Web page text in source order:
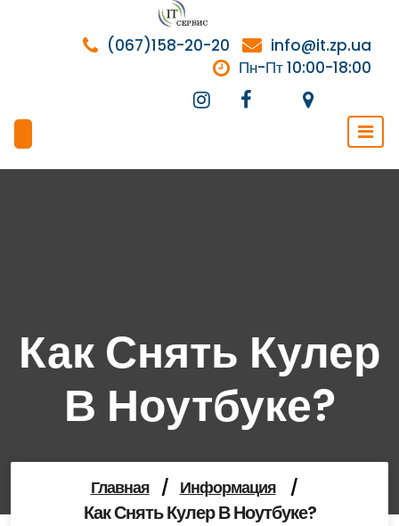
содержимому
info@it.zp.ua
(067)158-20-20
Пн-Пт 10:00-18:00
Как Снять Кулер
В Ноутбуке?
Главная / Информация /
Как Снять Кулер В Ноутбуке?